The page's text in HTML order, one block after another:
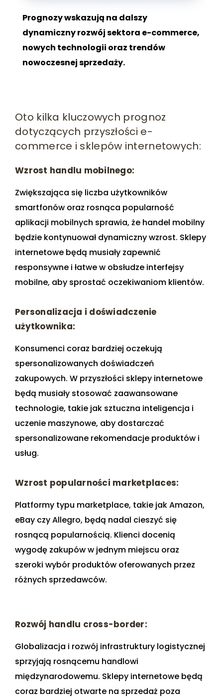
Prognozy wskazują na dalszy
dynamiczny rozwój sektora e-commerce,
nowych technologii oraz trendów
nowoczesnej sprzedaży.
Oto kilka kluczowych prognoz
dotyczących przyszłości e-
commerce i sklepów internetowych:
Wzrost handlu mobilnego:
Zwiększająca się liczba użytkowników
smartfonów oraz rosnąca popularność
aplikacji mobilnych sprawia, że handel mobilny
będzie kontynuował dynamiczny wzrost. Sklepy
internetowe będą musiały zapewnić
responsywne i łatwe w obsłudze interfejsy
mobilne, aby sprostać oczekiwaniom klientów.
Personalizacja i doświadczenie
użytkownika:
Konsumenci coraz bardziej oczekują
spersonalizowanych doświadczeń
zakupowych. W przyszłości sklepy internetowe
będą musiały stosować zaawansowane
technologie, takie jak sztuczna inteligencja i
uczenie maszynowe, aby dostarczać
spersonalizowane rekomendacje produktów i
usług.
Wzrost popularności marketplaces:
Platformy typu marketplace, takie jak Amazon,
eBay czy Allegro, będą nadal cieszyć się
rosnącą popularnością. Klienci docenią
wygodę zakupów w jednym miejscu oraz
szeroki wybór produktów oferowanych przez
różnych sprzedawców.
Rozwój handlu cross-border:
Globalizacja i rozwój infrastruktury logistycznej
sprzyjają rosnącemu handlowi
międzynarodowemu. Sklepy internetowe będą
coraz bardziej otwarte na sprzedaż poza